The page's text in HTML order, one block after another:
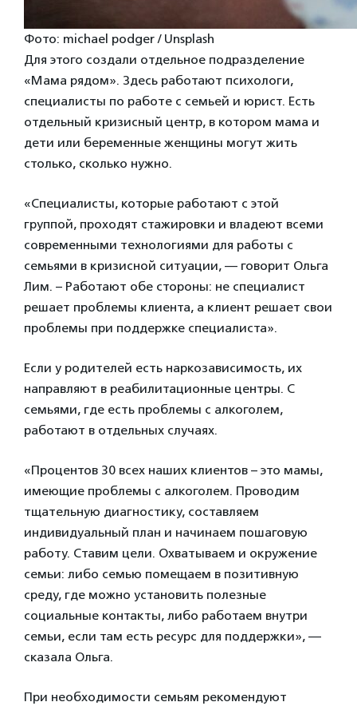
Фото: michael podger / Unsplash
Для этого создали отдельное подразделение
«Мама рядом». Здесь работают психологи,
специалисты по работе с семьей и юрист. Есть
отдельный кризисный центр, в котором мама и
дети или беременные женщины могут жить
столько, сколько нужно.
«Специалисты, которые работают с этой
группой, проходят стажировки и владеют всеми
современными технологиями для работы с
семьями в кризисной ситуации, — говорит Ольга
Лим. – Работают обе стороны: не специалист
решает проблемы клиента, а клиент решает свои
проблемы при поддержке специалиста».
Если у родителей есть наркозависимость, их
направляют в реабилитационные центры. С
семьями, где есть проблемы с алкоголем,
работают в отдельных случаях.
«Процентов 30 всех наших клиентов – это мамы,
имеющие проблемы с алкоголем. Проводим
тщательную диагностику, составляем
индивидуальный план и начинаем пошаговую
работу. Ставим цели. Охватываем и окружение
семьи: либо семью помещаем в позитивную
среду, где можно установить полезные
социальные контакты, либо работаем внутри
семьи, если там есть ресурс для поддержки», —
сказала Ольга.
При необходимости семьям рекомендуют